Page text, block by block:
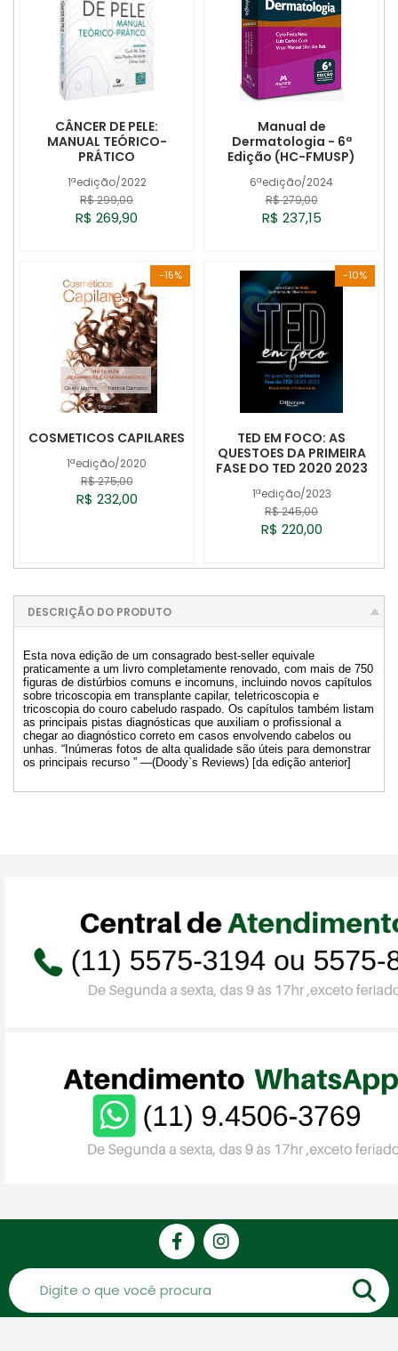
1ªedição/2022
CÂNCER DE PELE:
MANUAL TEÓRICO-
PRÁTICO
R$ 299,00
R$ 269,90
6ªedição/2024
Manual de
Dermatologia - 6ª
Edição (HC-FMUSP)
R$ 279,00
R$ 237,15
-15%
1ªedição/2020
COSMETICOS CAPILARES
R$ 275,00
R$ 232,00
-10%
1ªedição/2023
TED EM FOCO: AS
QUESTOES DA PRIMEIRA
FASE DO TED 2020 2023
R$ 245,00
R$ 220,00
DESCRIÇÃO DO PRODUTO
Esta nova edição de um consagrado best-seller equivale
praticamente a um livro completamente renovado, com mais de 750
figuras de distúrbios comuns e incomuns, incluindo novos capítulos
sobre tricoscopia em transplante capilar, teletricoscopia e
tricoscopia do couro cabeludo raspado. Os capítulos também listam
as principais pistas diagnósticas que auxiliam o profissional a
chegar ao diagnóstico correto em casos envolvendo cabelos ou
unhas. “Inúmeras fotos de alta qualidade são úteis para demonstrar
os principais recurso ” —(Doody`s Reviews) [da edição anterior]